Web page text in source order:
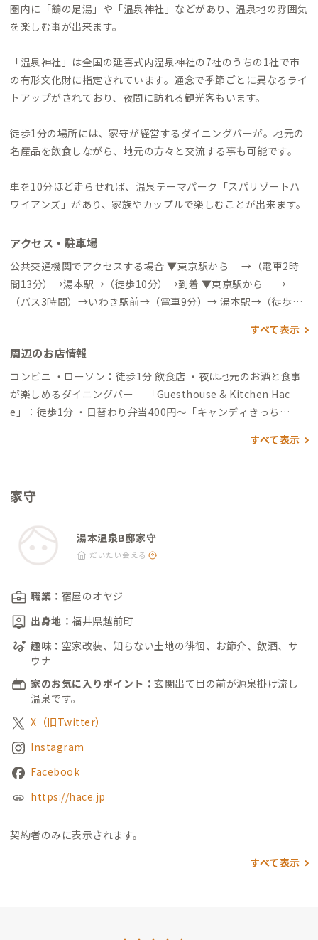
圏内に「鶴の足湯」や「温泉神社」などがあり、温泉地の雰囲気
を楽しむ事が出来ます。
「温泉神社」は全国の延喜式内温泉神社の7社のうちの1社で市
の有形文化財に指定されています。通念で季節ごとに異なるライ
トアップがされており、夜間に訪れる観光客もいます。
徒歩1分の場所には、家守が経営するダイニングバーが。地元の
名産品を飲食しながら、地元の方々と交流する事も可能です。
車を10分ほど走らせれば、温泉テーマパーク「スパリゾートハ
ワイアンズ」があり、家族やカップルで楽しむことが出来ます。
アクセス・駐車場
公共交通機関でアクセスする場合 ▼東京駅から →（電車2時
間13分）→湯本駅→（徒歩10分）→到着 ▼東京駅から →
（バス3時間）→いわき駅前→（電車9分）→ 湯本駅→（徒歩10
空港から →（一般道8分）→あぶくま高原道路→（高速道49
分）→いわき湯本IC→（一般道7分）→到着 ▼東京駅から →
（一般道7分）→首都高速都心環状線/C1→（高速道2時間20分）
→いわき湯本IC→（一般道7分）→到着
すべて表示
周辺のお店情報
コンビニ ・ローソン：徒歩1分 飲食店 ・夜は地元のお酒と食事
が楽しめるダイニングバー 「Guesthouse & Kitchen Hac
e」：徒歩1分 ・日替わり弁当400円〜「キャンディきっち
ぶ)」：徒歩8分 温泉 ・天然温泉「さはこの湯」：徒歩30秒（家
う饅頭「和菓子しら石」徒歩2分 観光 ・温泉神社：徒歩3分 ・ス
パリゾートハワイアンズ：車で9分 ・ハワイアンズスタジアムい
すべて表示
家守
湯本温泉B邸家守
だいたい会える
職業： 宿屋のオヤジ
出身地： 福井県越前町
趣味： 空家改装、知らない土地の徘徊、お節介、飲酒、サ
ウナ
家のお気に入りポイント： 玄関出て目の前が源泉掛け流し
温泉です。
X（旧Twitter）
Instagram
Facebook
https://hace.jp
契約者のみに表示されます。
すべて表示